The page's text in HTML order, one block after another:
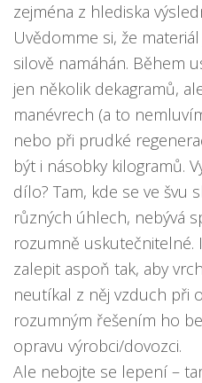
zejména z hlediska
Uvědomme si, že
silově namáhán. Během
jen několik dekagramů,
manévrech (a to
nebo při prudké
být i násobky kilogramů.
dílo? Tam, kde se ve švu
různých úhlech, nebývá
rozumně uskutečnitelné.
zalepit aspoň tak, aby
neutíkal z něj vzduch při
rozumným řešením ho
opravu výrobci/dovozci.
Ale nebojte se lepení –